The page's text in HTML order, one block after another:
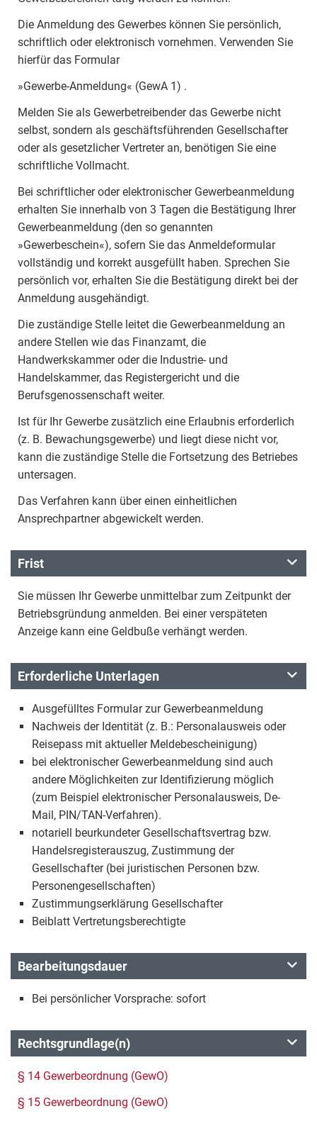
Die Anmeldung des Gewerbes können Sie persönlich,
schriftlich oder elektronisch vornehmen. Verwenden Sie
hierfür das Formular
»Gewerbe-Anmeldung« (GewA 1) .
Melden Sie als Gewerbetreibender das Gewerbe nicht
selbst, sondern als geschäftsführenden Gesellschafter
oder als gesetzlicher Vertreter an, benötigen Sie eine
schriftliche Vollmacht.
Bei schriftlicher oder elektronischer Gewerbeanmeldung
erhalten Sie innerhalb von 3 Tagen die Bestätigung Ihrer
Gewerbeanmeldung (den so genannten
»Gewerbeschein«), sofern Sie das Anmeldeformular
vollständig und korrekt ausgefüllt haben. Sprechen Sie
persönlich vor, erhalten Sie die Bestätigung direkt bei der
Anmeldung ausgehändigt.
Die zuständige Stelle leitet die Gewerbeanmeldung an
andere Stellen wie das Finanzamt, die
Handwerkskammer oder die Industrie- und
Handelskammer, das Registergericht und die
Berufsgenossenschaft weiter.
Ist für Ihr Gewerbe zusätzlich eine Erlaubnis erforderlich
(z. B. Bewachungsgewerbe) und liegt diese nicht vor,
kann die zuständige Stelle die Fortsetzung des Betriebes
untersagen.
Das Verfahren kann über einen einheitlichen
Ansprechpartner abgewickelt werden.
Frist
Sie müssen Ihr Gewerbe unmittelbar zum Zeitpunkt der
Betriebsgründung anmelden. Bei einer verspäteten
Anzeige kann eine Geldbuße verhängt werden.
Erforderliche Unterlagen
Ausgefülltes Formular zur Gewerbeanmeldung
Nachweis der Identität (z. B.: Personalausweis oder
Reisepass mit aktueller Meldebescheinigung)
bei elektronischer Gewerbeanmeldung sind auch
andere Möglichkeiten zur Identifizierung möglich
(zum Beispiel elektronischer Personalausweis, De-
Mail, PIN/TAN-Verfahren).
notariell beurkundeter Gesellschaftsvertrag bzw.
Handelsregisterauszug, Zustimmung der
Gesellschafter (bei juristischen Personen bzw.
Personengesellschaften)
Zustimmungserklärung Gesellschafter
Beiblatt Vertretungsberechtigte
Bearbeitungsdauer
Bei persönlicher Vorsprache: sofort
Rechtsgrundlage(n)
§ 14 Gewerbeordnung (GewO)
§ 15 Gewerbeordnung (GewO)